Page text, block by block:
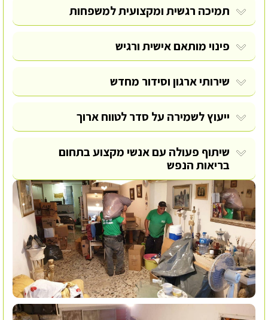
תמיכה רגשית ומקצועית למשפחות
פינוי מותאם אישית ורגיש
שירותי ארגון וסידור מחדש
ייעוץ לשמירה על סדר לטווח ארוך
שיתוף פעולה עם אנשי מקצוע בתחום
בריאות הנפש